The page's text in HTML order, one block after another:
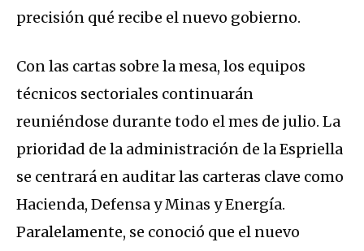
precisión qué recibe el nuevo gobierno.
Con las cartas sobre la mesa, los equipos
técnicos sectoriales continuarán
reuniéndose durante todo el mes de julio. La
prioridad de la administración de la Espriella
se centrará en auditar las carteras clave como
Hacienda, Defensa y Minas y Energía.
Paralelamente, se conoció que el nuevo